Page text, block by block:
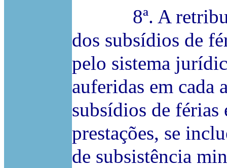
8ª. A
dos subsídios de
pelo sistema
auferidas em cada
subsídios de férias
prestações, se
de subsistência